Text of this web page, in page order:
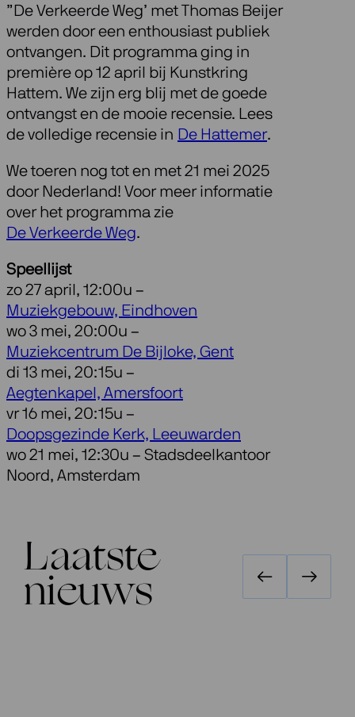
”De Verkeerde Weg’ met Thomas Beijer
werden door een enthousiast publiek
ontvangen. Dit programma ging in
première op 12 april bij Kunstkring
Hattem. We zijn erg blij met de goede
ontvangst en de mooie recensie. Lees
de volledige recensie in De Hattemer.
We toeren nog tot en met 21 mei 2025
door Nederland! Voor meer informatie
over het programma zie
De Verkeerde Weg.
Speellijst
zo 27 april, 12:00u –
Muziekgebouw, Eindhoven
wo 3 mei, 20:00u –
Muziekcentrum De Bijloke, Gent
di 13 mei, 20:15u –
Aegtenkapel, Amersfoort
vr 16 mei, 20:15u –
Doopsgezinde Kerk, Leeuwarden
wo 21 mei, 12:30u – Stadsdeelkantoor
Noord, Amsterdam
Laatste
nieuws